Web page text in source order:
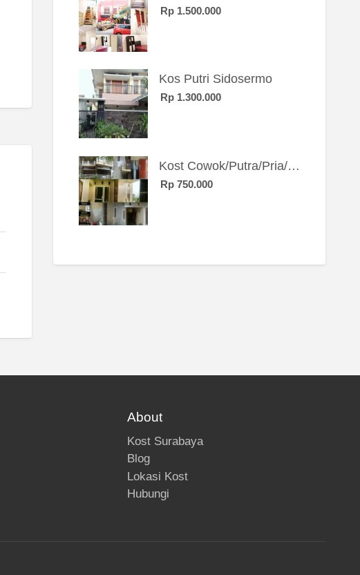
Rp 1.500.000
Kos Putri Sidosermo
Rp 1.300.000
Kost Cowok/Putra/Pria/Mahasiswa/Karyawan SIngle eksklusif bangunan baru
Rp 750.000
About
Kost Surabaya
Blog
Lokasi Kost
Hubungi